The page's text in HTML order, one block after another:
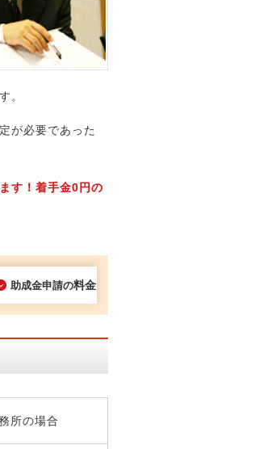
。
が必要であった
す！着手金0円の
助成金申請の料金
所の場合